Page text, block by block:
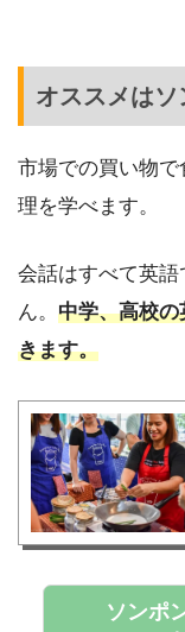
オススメは
市場での買い物
理を学べます。
会話はすべて英
ん。 中学、高校
きます。
ソンポ